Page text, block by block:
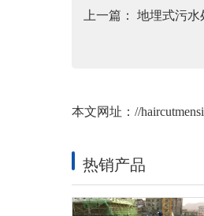
上一篇： 地埋式污水
本文网址： //
热销产品